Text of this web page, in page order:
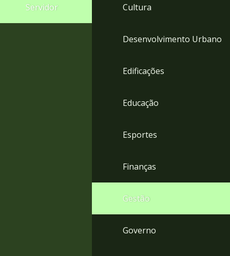
Servidor Cultura
Desenvolvimento Urbano
Edificações
Educação
Esportes
Finanças
Gestão
Governo